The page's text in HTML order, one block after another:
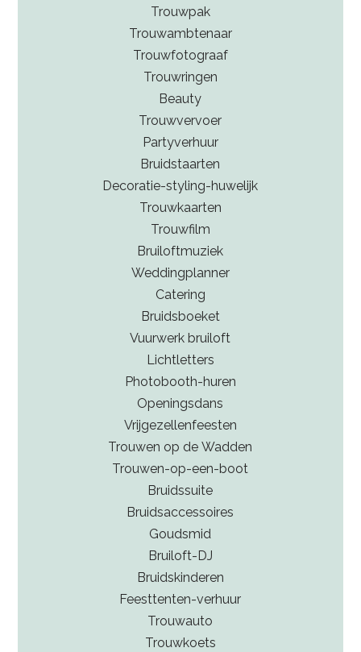
Trouwpak
Trouwambtenaar
Trouwfotograaf
Trouwringen
Beauty
Trouwvervoer
Partyverhuur
Bruidstaarten
Decoratie-styling-huwelijk
Trouwkaarten
Trouwfilm
Bruiloftmuziek
Weddingplanner
Catering
Bruidsboeket
Vuurwerk bruiloft
Lichtletters
Photobooth-huren
Openingsdans
Vrijgezellenfeesten
Trouwen op de Wadden
Trouwen-op-een-boot
Bruidssuite
Bruidsaccessoires
Goudsmid
Bruiloft-DJ
Bruidskinderen
Feesttenten-verhuur
Trouwauto
Trouwkoets